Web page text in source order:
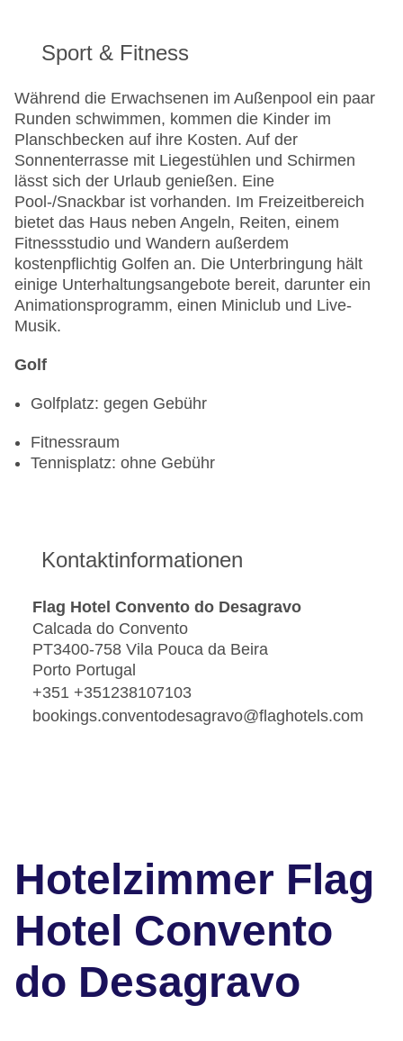
Sport & Fitness
Während die Erwachsenen im Außenpool ein paar
Runden schwimmen, kommen die Kinder im
Planschbecken auf ihre Kosten. Auf der
Sonnenterrasse mit Liegestühlen und Schirmen
lässt sich der Urlaub genießen. Eine
Pool-/Snackbar ist vorhanden. Im Freizeitbereich
bietet das Haus neben Angeln, Reiten, einem
Fitnessstudio und Wandern außerdem
kostenpflichtig Golfen an. Die Unterbringung hält
einige Unterhaltungsangebote bereit, darunter ein
Animationsprogramm, einen Miniclub und Live-
Musik.
Golf
Golfplatz: gegen Gebühr
Fitnessraum
Tennisplatz: ohne Gebühr
Kontaktinformationen
Flag Hotel Convento do Desagravo
Calcada do Convento
PT3400-758 Vila Pouca da Beira
Porto Portugal
+351 +351238107103
bookings.conventodesagravo@flaghotels.com
Hotelzimmer Flag
Hotel Convento
do Desagravo